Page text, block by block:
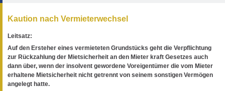
Kaution nach Vermieterwechsel
Leitsatz:
Auf den Ersteher eines vermieteten Grundstücks geht die Verpflichtung
zur Rückzahlung der Mietsicherheit an den Mieter kraft Gesetzes auch
dann über, wenn der insolvent gewordene Voreigentümer die vom Mieter
erhaltene Mietsicherheit nicht getrennt von seinem sonstigen Vermögen
angelegt hatte.